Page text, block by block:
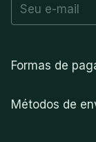
Formas de
Métodos de